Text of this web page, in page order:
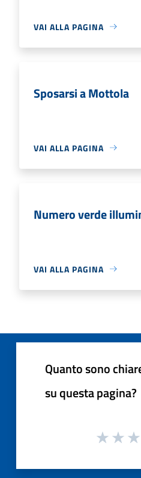
VAI ALLA PAGINA
Sposarsi a Mottola
VAI ALLA PAGINA
Numero verde
VAI ALLA PAGINA
Quanto sono
su questa pagina?